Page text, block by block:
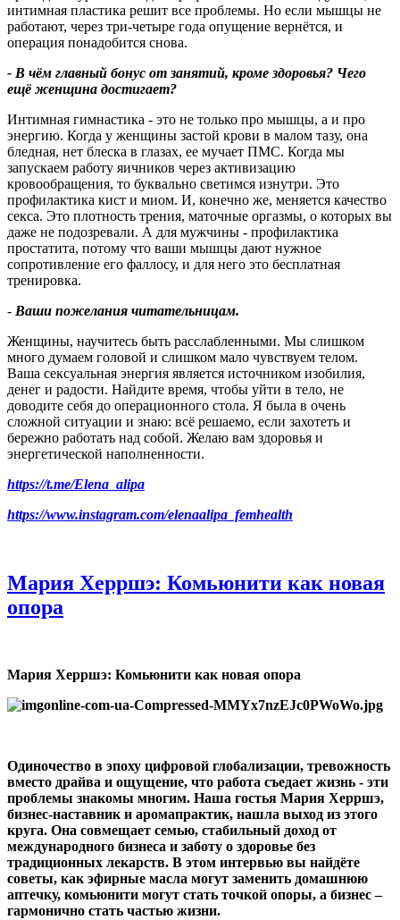
интимная пластика решит все проблемы. Но если мышцы не
работают, через три‑четыре года опущение вернётся, и
операция понадобится снова.
- В чём главный бонус от занятий, кроме здоровья? Чего
ещё женщина достигает?
Интимная гимнастика - это не только про мышцы, а и про
энергию. Когда у женщины застой крови в малом тазу, она
бледная, нет блеска в глазах, ее мучает ПМС. Когда мы
запускаем работу яичников через активизацию
кровообращения, то буквально светимся изнутри. Это
профилактика кист и миом. И, конечно же, меняется качество
секса. Это плотность трения, маточные оргазмы, о которых вы
даже не подозревали. А для мужчины - профилактика
простатита, потому что ваши мышцы дают нужное
сопротивление его фаллосу, и для него это бесплатная
тренировка.
- Ваши пожелания читательницам.
Женщины, научитесь быть расслабленными. Мы слишком
много думаем головой и слишком мало чувствуем телом.
Ваша сексуальная энергия является источником изобилия,
денег и радости. Найдите время, чтобы уйти в тело, не
доводите себя до операционного стола. Я была в очень
сложной ситуации и знаю: всё решаемо, если захотеть и
бережно работать над собой. Желаю вам здоровья и
энергетической наполненности.
https://t.me/Elena_alipa
https://www.instagram.com/elenaalipa_femhealth
Мария Херршэ: Комьюнити как новая
опора
Мария Херршэ: Комьюнити как новая опора
Одиночество в эпоху цифровой глобализации, тревожность
вместо драйва и ощущение, что работа съедает жизнь - эти
проблемы знакомы многим. Наша гостья Мария Херршэ,
бизнес‑наставник и аромапрактик, нашла выход из этого
круга. Она совмещает семью, стабильный доход от
международного бизнеса и заботу о здоровье без
традиционных лекарств. В этом интервью вы найдёте
советы, как эфирные масла могут заменить домашнюю
аптечку, комьюнити могут стать точкой опоры, а бизнес –
гармонично стать частью жизни.